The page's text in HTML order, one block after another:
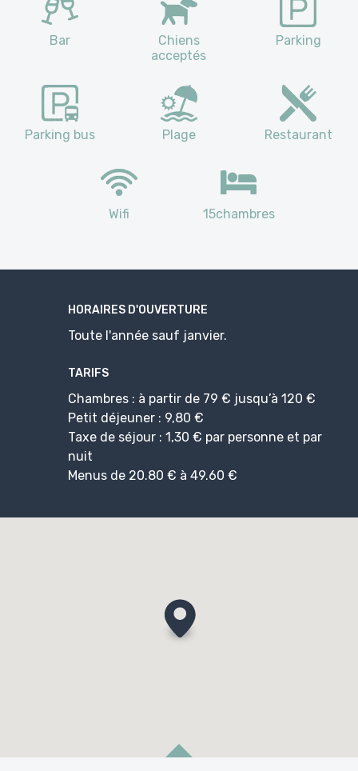
Bar
Chiens
acceptés
Parking
Parking bus Plage Restaurant
Wifi 15chambres
HORAIRES D'OUVERTURE
Toute l'année sauf janvier.
TARIFS
Chambres : à partir de 79 € jusqu’à 120 €
Petit déjeuner : 9,80 €
Taxe de séjour : 1,30 € par personne et par
nuit
Menus de 20.80 € à 49.60 €